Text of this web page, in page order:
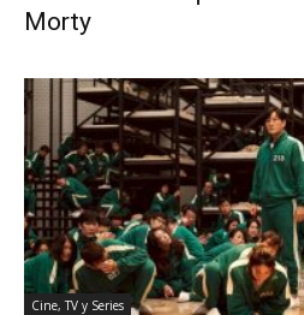
Morty
Cine, TV y Series